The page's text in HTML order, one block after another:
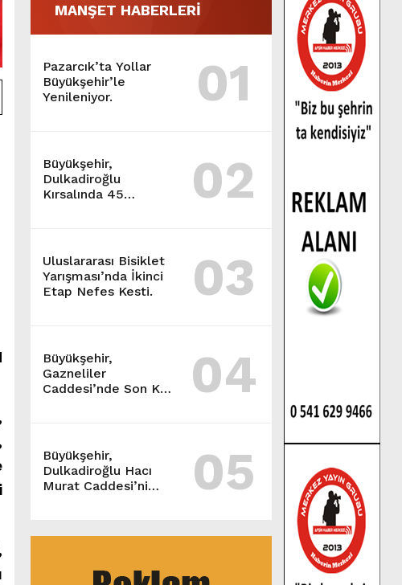
MANŞET HABERLERİ
Pazarcık’ta Yollar
Büyükşehir’le
Yenileniyor.
01
Büyükşehir,
Dulkadiroğlu
Kırsalında 45
02
Uluslararası Bisiklet
Yarışması’nda İkinci
Etap Nefes Kesti.
03
Büyükşehir,
Gazneliler
Caddesi’nde Son Kat
04
Büyükşehir,
Dulkadiroğlu Hacı
Murat Caddesi’ni
05